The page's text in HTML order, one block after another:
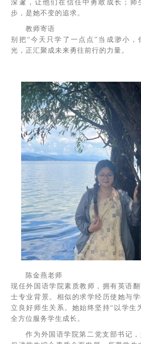
深邃，让他们在信任中勇敢成长；师
步，是她不变的追求。
教师寄语
别把“今天只学了一点点”当成渺小，
光，正汇聚成未来勇往前行的力量。
陈金燕老师
现任外国语学院素质教师，拥有英语
士专业背景。相似的求学经历使她与
立良好师生关系。她始终坚持“以学生
全方位服务学生成长。
作为外国语学院第二党支部书记